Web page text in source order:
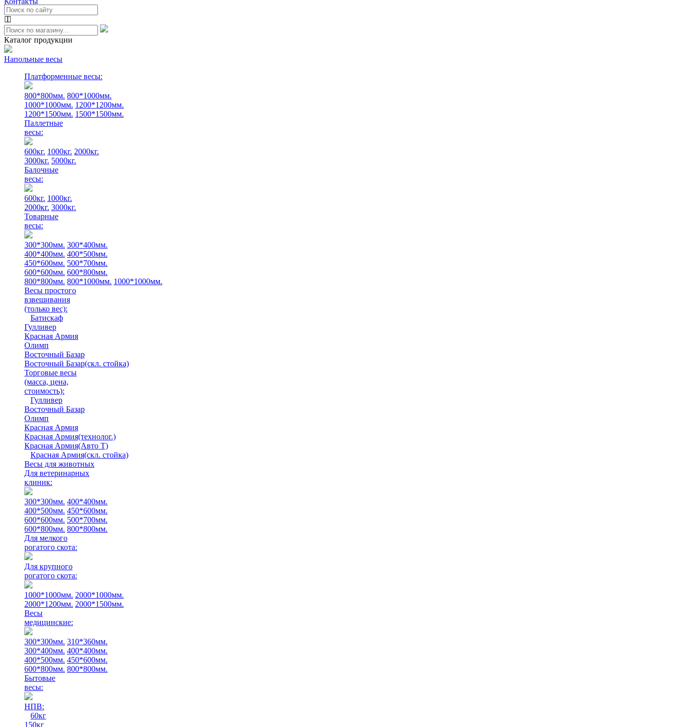
Каталог продукции
Напольные весы
Платформенные весы:
800*800мм. 800*1000мм.
1000*1000мм. 1200*1200мм.
1200*1500мм. 1500*1500мм.
Паллетные
весы:
600кг. 1000кг. 2000кг.
3000кг. 5000кг.
Балочные
весы:
600кг. 1000кг.
2000кг. 3000кг.
Товарные
весы:
300*300мм. 300*400мм.
400*400мм. 400*500мм.
450*600мм. 500*700мм.
600*600мм. 600*800мм.
800*800мм. 800*1000мм. 1000*1000мм.
Весы простого
взвешивания
(только вес):
Батискаф
Гулливер
Красная Армия
Олимп
Восточный Базар
Восточный Базар(скл. стойка)
Торговые весы
(масса, цена,
стоимость):
Гулливер
Восточный Базар
Олимп
Красная Армия
Красная Армия(технолог.)
Красная Армия(Авто Т)
Красная Армия(скл. стойка)
Весы для животных
Для ветеринарных
клиник:
300*300мм. 400*400мм.
400*500мм. 450*600мм.
600*600мм. 500*700мм.
600*800мм. 800*800мм.
Для мелкого
рогатого скота:
Для крупного
рогатого скота:
1000*1000мм. 2000*1000мм.
2000*1200мм. 2000*1500мм.
Весы
медицинские:
300*300мм. 310*360мм.
300*400мм. 400*400мм.
400*500мм. 450*600мм.
600*800мм. 800*800мм.
Бытовые
весы:
НПВ:
60кг
150кг